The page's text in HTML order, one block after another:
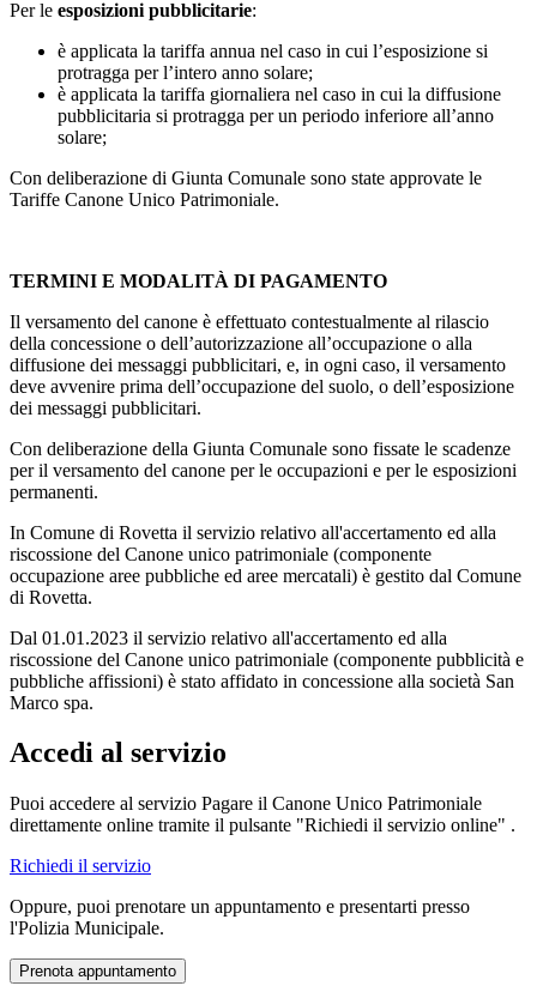
Per le esposizioni pubblicitarie:
è applicata la tariffa annua nel caso in cui l’esposizione si
protragga per l’intero anno solare;
è applicata la tariffa giornaliera nel caso in cui la diffusione
pubblicitaria si protragga per un periodo inferiore all’anno
solare;
Con deliberazione di Giunta Comunale sono state approvate le
Tariffe Canone Unico Patrimoniale.
TERMINI E MODALITÀ DI PAGAMENTO
Il versamento del canone è effettuato contestualmente al rilascio
della concessione o dell’autorizzazione all’occupazione o alla
diffusione dei messaggi pubblicitari, e, in ogni caso, il versamento
deve avvenire prima dell’occupazione del suolo, o dell’esposizione
dei messaggi pubblicitari.
Con deliberazione della Giunta Comunale sono fissate le scadenze
per il versamento del canone per le occupazioni e per le esposizioni
permanenti.
In Comune di Rovetta il servizio relativo all'accertamento ed alla
riscossione del Canone unico patrimoniale (componente
occupazione aree pubbliche ed aree mercatali) è gestito dal Comune
di Rovetta.
Dal 01.01.2023 il servizio relativo all'accertamento ed alla
riscossione del Canone unico patrimoniale (componente pubblicità e
pubbliche affissioni) è stato affidato in concessione alla società San
Marco spa.
Accedi al servizio
Puoi accedere al servizio Pagare il Canone Unico Patrimoniale
direttamente online tramite il pulsante "Richiedi il servizio online" .
Richiedi il servizio
Oppure, puoi prenotare un appuntamento e presentarti presso
l'Polizia Municipale.
Prenota appuntamento